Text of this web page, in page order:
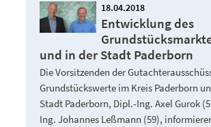
18.04.2018
Entwicklung des
und in der Stadt Paderborn
Die Vorsitzenden der
Grundstückswerte im Kreis Paderborn
Stadt Paderborn, Dipl.-Ing. Axel Gurok
Ing. Johannes Leßmann (59),